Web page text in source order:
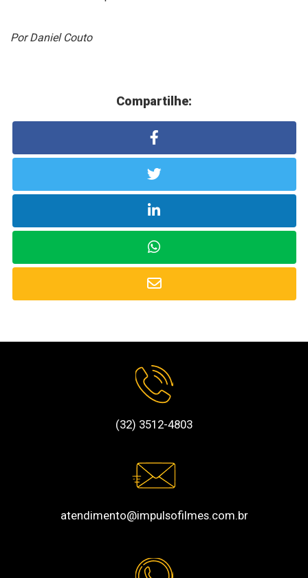
Por Daniel Couto
Compartilhe:
(32) 3512-4803
atendimento@impulsofilmes.com.br